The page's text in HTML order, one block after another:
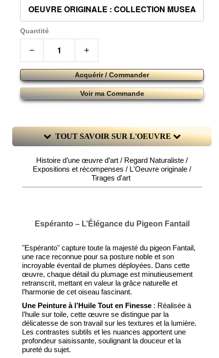
Quantité
− +
Acquérir / Commander
Voir ma Commande
TOUT SAVOIR SUR L'OEUVRE
Histoire d’une œuvre d’art / Regard Naturaliste /
Expositions et récompenses / L'Oeuvre originale /
Tirages d'art
Espéranto – L’Élégance du Pigeon Fantail
"Espéranto" capture toute la majesté du pigeon Fantail,
une race reconnue pour sa posture noble et son
incroyable éventail de plumes déployées. Dans cette
œuvre, chaque détail du plumage est minutieusement
retranscrit, mettant en valeur la grâce naturelle et
l’harmonie de cet oiseau fascinant.
Une Peinture à l’Huile Tout en Finesse : Réalisée à
l’huile sur toile, cette œuvre se distingue par la
délicatesse de son travail sur les textures et la lumière.
Les contrastes subtils et les nuances apportent une
profondeur saisissante, soulignant la douceur et la
pureté du sujet.